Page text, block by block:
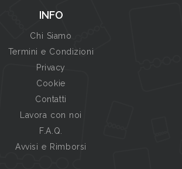
INFO
Chi Siamo
Termini e Condizioni
Privacy
Cookie
Contatti
Lavora con noi
F.A.Q.
Avvisi e Rimborsi